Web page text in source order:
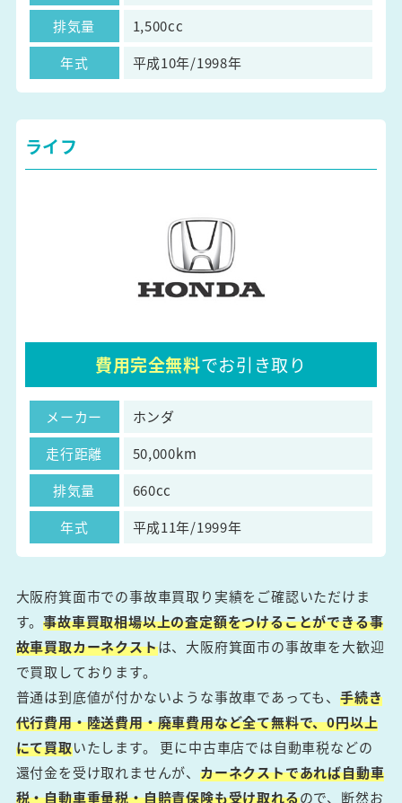
排気量
1,500cc
年式
平成10年/1998年
ライフ
費用完全無料でお引き取り
メーカー
ホンダ
走行距離
50,000km
排気量
660cc
年式
平成11年/1999年
大阪府箕面市での事故車買取り実績をご確認いただけま
す。事故車買取相場以上の査定額をつけることができる事
故車買取カーネクストは、大阪府箕面市の事故車を大歓迎
で買取しております。
普通は到底値が付かないような事故車であっても、手続き
代行費用・陸送費用・廃車費用など全て無料で、0円以上
にて買取いたします。 更に中古車店では自動車税などの
還付金を受け取れませんが、カーネクストであれば自動車
税・自動車重量税・自賠責保険も受け取れるので、断然お